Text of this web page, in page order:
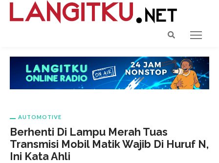
AUTOMOTIVE
Berhenti Di Lampu Merah Tuas
Transmisi Mobil Matik Wajib Di Huruf N,
Ini Kata Ahli